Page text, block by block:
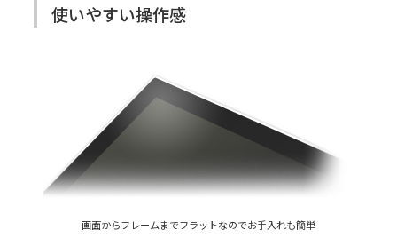
使いやすい操作感
画面からフレームまでフラットなのでお手入れも簡単